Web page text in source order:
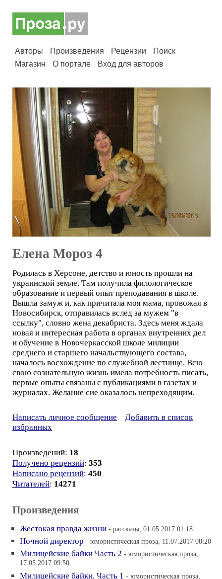
Авторы Произведения Рецензии
Поиск
Магазин
О портале Вход для авторов
Елена Мороз 4
Родилась в Херсоне, детство и юность прошли на
украинской земле. Там получила филологическое
образование и первый опыт преподавания в школе.
Вышла замуж и, как причитала моя мама, провожая в
Новосибирск, отправилась вслед за мужем "в
ссылку", словно жена декабриста. Здесь меня ждала
новая и интересная работа в органах внутренних дел
и обучение в Новочеркасской школе милиции
среднего и старшего начальствующего состава,
началось восхождение по служебной лестнице. Всю
свою сознательную жизнь имела потребность писать,
первые опыты связаны с публикациями в газетах и
журналах. Желание сие оказалось непреходящим.
Написать личное сообщение
Добавить в список
избранных
Произведений: 18
Получено рецензий: 353
Написано рецензий: 450
Читателей: 14271
Произведения
Жестокая правда жизни - рассказы, 01.05.2017 01:18
Ночной директор - юмористическая проза, 11.07.2017 08:20
Милицейские байки Часть 2 - юмористическая проза,
17.05.2017 09:50
Милицейские байки. Часть 1 - юмористическая проза,